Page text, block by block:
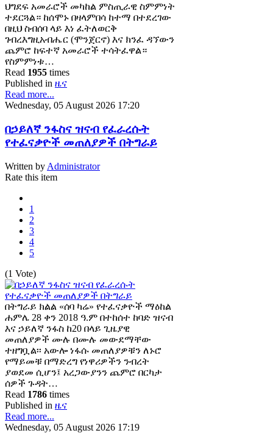
ህግደፍ አመራሮች መካከል ምስጢራዊ ስምምነት
ተደርጓል። ከሰሞኑ በዛላምበሳ ከተማ በተደረገው
በዚህ ስብሰባ ላይ እነ ፈትለወርቅ
ገብረእግዚአብሔር (ሞንጀርኖ) እና ክንፈ ዳኘውን
ጨምሮ ከፍተኛ አመራሮች ተሳትፈዋል።
የስምምነቱ…
Read 1955 times
Published in ዜና
Read more...
Wednesday, 05 August 2026 17:20
በኃይለኛ ንፋስና ዝናብ የፈራረሱት
የተፈናቃዮች መጠለያዎች በትግራይ
Written by Administrator
Rate this item
1
2
3
4
5
(1 Vote)
በትግራይ ክልል «ሰባ ካሬ» የተፈናቃዮች ማዕከል
ሐምሌ 28 ቀን 2018 ዓ.ም በተከሰተ ከባድ ዝናብ
እና ኃይለኛ ንፋስ ከ20 በላይ ጊዜያዊ
መጠለያዎች ሙሉ በሙሉ መውደማቸው
ተዘግቧል፡፡ አውሎ ነፋሱ መጠለያዎቹን ለኑሮ
የማይመቹ በማድረግ የነዋሪዎችን ንብረት
ያወደመ ሲሆን፤ አረጋውያንን ጨምሮ በርካታ
ሰዎች ጉዳት…
Read 1786 times
Published in ዜና
Read more...
Wednesday, 05 August 2026 17:19